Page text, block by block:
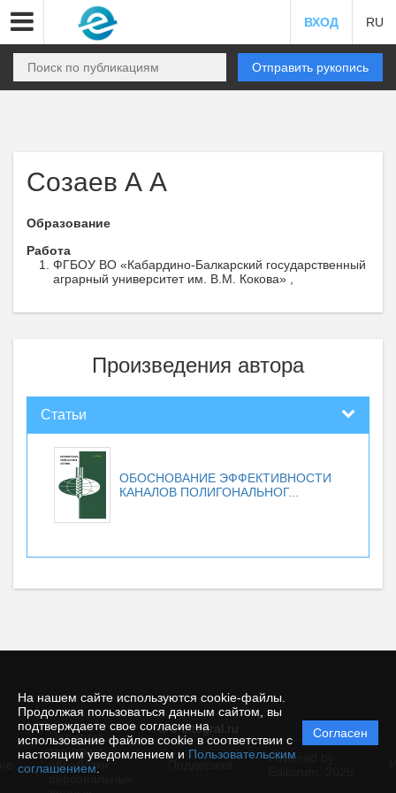
На нашем сайте используются cookie-файлы.
Продолжая пользоваться данным сайтом, вы
подтверждаете свое согласие на
использование файлов cookie в соответствии с
настоящим уведомлением и Пользовательским
соглашением
Согласен
ВХОД RU
Отправить рукопись
Созаев А А
Образование
Работа
ФГБОУ ВО «Кабардино-Балкарский государственный
аграрный университет им. В.М. Кокова» ,
Произведения автора
Статьи
ОБОСНОВАНИЕ ЭФФЕКТИВНОСТИ
КАНАЛОВ ПОЛИГОНАЛЬНОГ...
© e-integral.ru
Политика
защиты и
обработки
Powered by